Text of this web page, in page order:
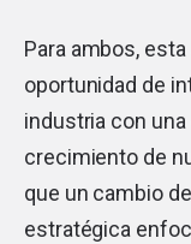
Para ambos,
oportunidad de
industria con
crecimiento de
que un cambio
estratégica